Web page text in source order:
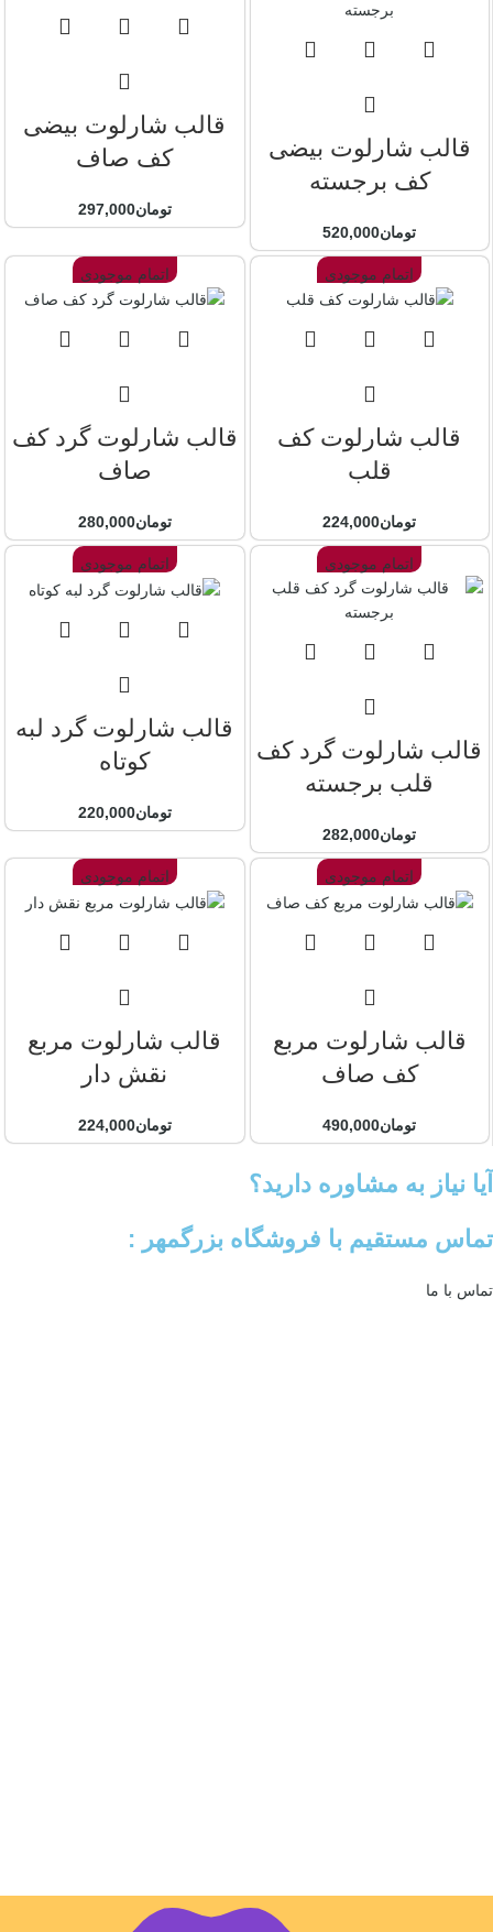
قالب شارلوت بیضی
کف برجسته
تومان520,000
قالب شارلوت بیضی
کف صاف
تومان297,000
اتمام موجودی
قالب شارلوت کف
قلب
تومان224,000
اتمام موجودی
قالب شارلوت گرد کف
صاف
تومان280,000
اتمام موجودی
قالب شارلوت گرد کف
قلب برجسته
تومان282,000
اتمام موجودی
قالب شارلوت گرد لبه
کوتاه
تومان220,000
اتمام موجودی
قالب شارلوت مربع
کف صاف
تومان490,000
اتمام موجودی
قالب شارلوت مربع
نقش دار
تومان224,000
آیا نیاز به مشاوره دارید؟
تماس مستقیم با فروشگاه بزرگمهر :
تماس با ما